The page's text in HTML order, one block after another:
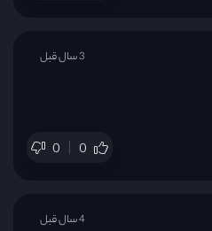
0 0
3 سال قبل
4 سال قبل